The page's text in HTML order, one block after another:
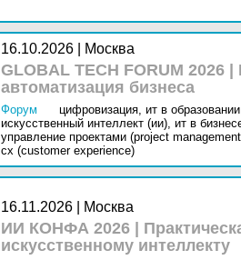
16.10.2026 | Москва
GLOBAL TECH FORUM
автоматизация бизнеса
Форум цифровизация, ит в
искусственный интеллект (ии), ит в
управление проектами (project
cx (customer experience)
16.11.2026 | Москва
ИИ КОНФА 2026 |
искусственному интеллекту